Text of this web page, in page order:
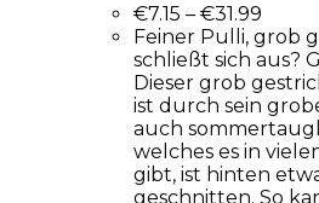
€7.15 – €31.99
Feiner Pulli, grob
schließt sich aus?
Dieser grob
ist durch sein
auch
welches es in
gibt, ist hinten
geschnitten. So